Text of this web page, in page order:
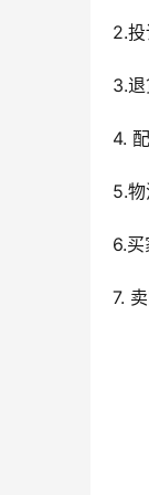
2.投
3.退
4.
5.物
6.买
7.